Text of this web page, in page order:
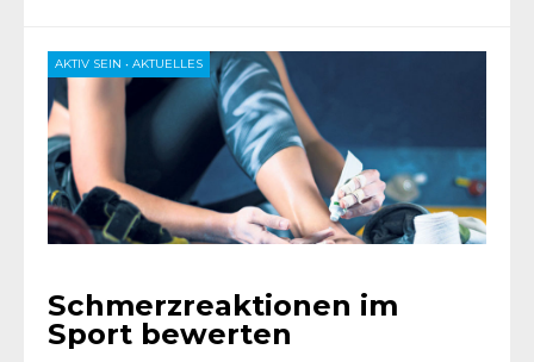
AKTIV SEIN • AKTUELLES
Schmerzreaktionen im
Sport bewerten